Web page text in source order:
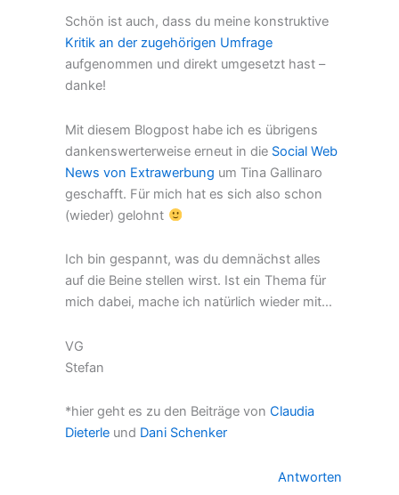
Schön ist auch, dass du meine konstruktive
Kritik an der zugehörigen Umfrage
aufgenommen und direkt umgesetzt hast –
danke!
Mit diesem Blogpost habe ich es übrigens
dankenswerterweise erneut in die Social Web
News von Extrawerbung um Tina Gallinaro
geschafft. Für mich hat es sich also schon
(wieder) gelohnt
Ich bin gespannt, was du demnächst alles
auf die Beine stellen wirst. Ist ein Thema für
mich dabei, mache ich natürlich wieder mit…
VG
Stefan
*hier geht es zu den Beiträge vonClaudia
Dieterle und Dani Schenker
Antworten